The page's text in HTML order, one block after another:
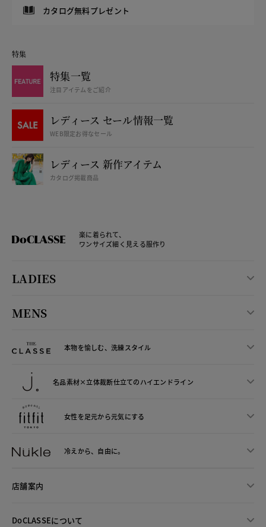
カタログ無料プレゼント
特集
特集一覧
注目アイテムをご紹介
レディース セール情報一覧
WEB限定お得なセール
レディース 新作アイテム
カタログ掲載商品
楽に着られて、
ワンサイズ細く見える服作り
LADIES
MENS
本物を愉しむ、洗練スタイル
名品素材×立体裁断仕立てのハイエンドライン
女性を足元から元気にする
冷えから、 自由に。
店舗案内
DoCLASSEについて